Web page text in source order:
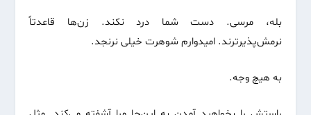
بله، مرسی. دست شما درد نکند. زن‌ها قاعدتاً
نرمش‌پذیرترند. امیدوارم شوهرت خیلی نرنجد.
به هیچ وجه.